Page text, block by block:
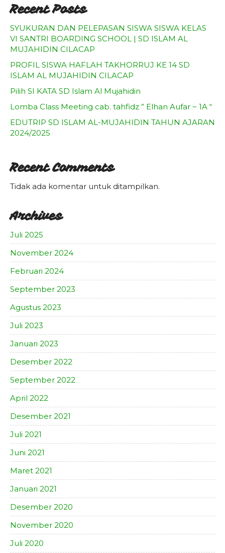
Recent Posts
SYUKURAN DAN PELEPASAN SISWA SISWA KELAS
VI SANTRI BOARDING SCHOOL | SD ISLAM AL
MUJAHIDIN CILACAP
PROFIL SISWA HAFLAH TAKHORRUJ KE 14 SD
ISLAM AL MUJAHIDIN CILACAP
Pilih SI KATA SD Islam Al Mujahidin
Lomba Class Meeting cab. tahfidz ” Elhan Aufar ~ 1A “
EDUTRIP SD ISLAM AL-MUJAHIDIN TAHUN AJARAN
2024/2025
Recent Comments
Tidak ada komentar untuk ditampilkan.
Archives
Juli 2025
November 2024
Februari 2024
September 2023
Agustus 2023
Juli 2023
Januari 2023
Desember 2022
September 2022
April 2022
Desember 2021
Juli 2021
Juni 2021
Maret 2021
Januari 2021
Desember 2020
November 2020
Juli 2020